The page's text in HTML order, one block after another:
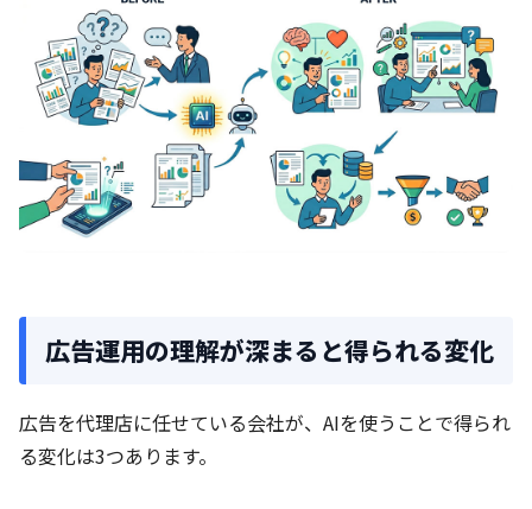
広告運用の理解が深まると得られる変化
広告を代理店に任せている会社が、AIを使うことで得られ
る変化は3つあります。